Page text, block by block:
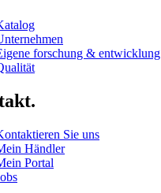
forschung & entwicklung
Sie uns
Händler
Portal